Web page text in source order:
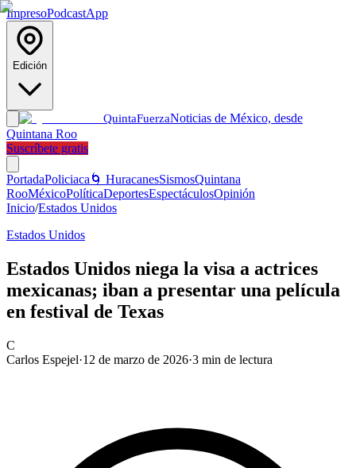
ImpresoPodcastApp
Edición
QuintaFuerzaNoticias de México, desde
Quintana Roo
Suscríbete gratis
PortadaPoliciaca 🌀 HuracanesSismosQuintana
RooMéxicoPolíticaDeportesEspectáculosOpinión
Inicio/Estados Unidos
Estados Unidos
Estados Unidos niega la visa a actrices
mexicanas; iban a presentar una película
en festival de Texas
C
Carlos Espejel·12 de marzo de 2026·3 min de lectura